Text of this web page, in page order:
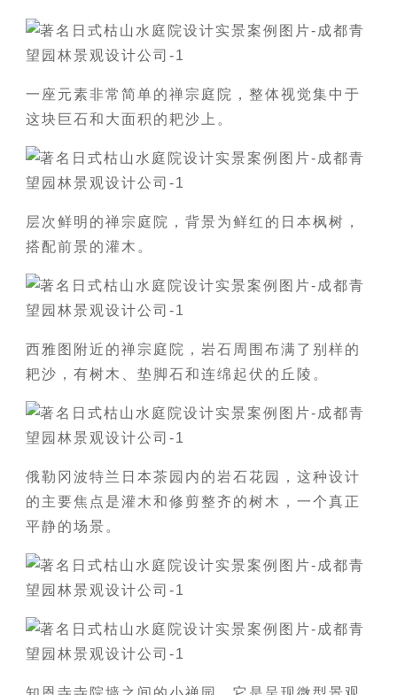
一座元素非常简单的禅宗庭院，整体视觉集中于
这块巨石和大面积的耙沙上。
层次鲜明的禅宗庭院，背景为鲜红的日本枫树，
搭配前景的灌木。
西雅图附近的禅宗庭院，岩石周围布满了别样的
耙沙，有树木、垫脚石和连绵起伏的丘陵。
俄勒冈波特兰日本茶园内的岩石花园，这种设计
的主要焦点是灌木和修剪整齐的树木，一个真正
平静的场景。